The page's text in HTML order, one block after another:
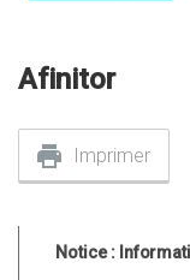
Afinitor
Imprimer
Notice :